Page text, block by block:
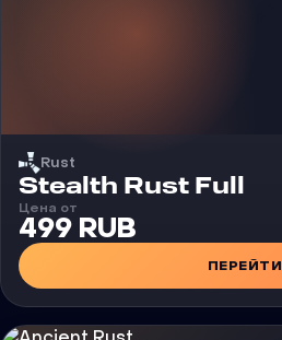
Rust
Чит
Stealth Rust Full
Цена от
499 RUB
ПЕРЕЙТИ